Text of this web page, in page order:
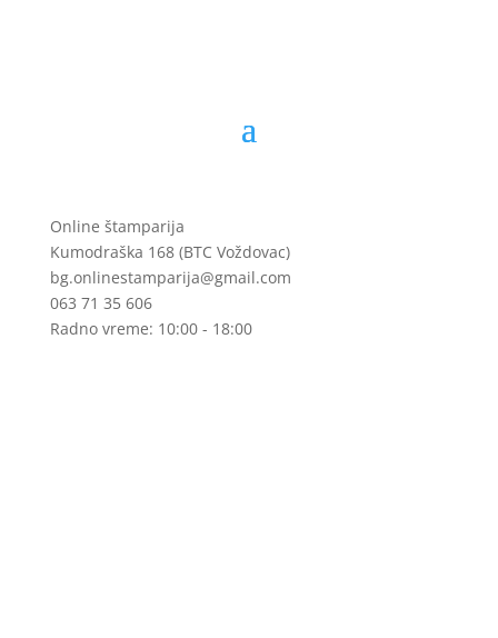
Online štamparija
Kumodraška 168 (BTC Voždovac)
bg.onlinestamparija@gmail.com
063 71 35 606
Radno vreme: 10:00 - 18:00